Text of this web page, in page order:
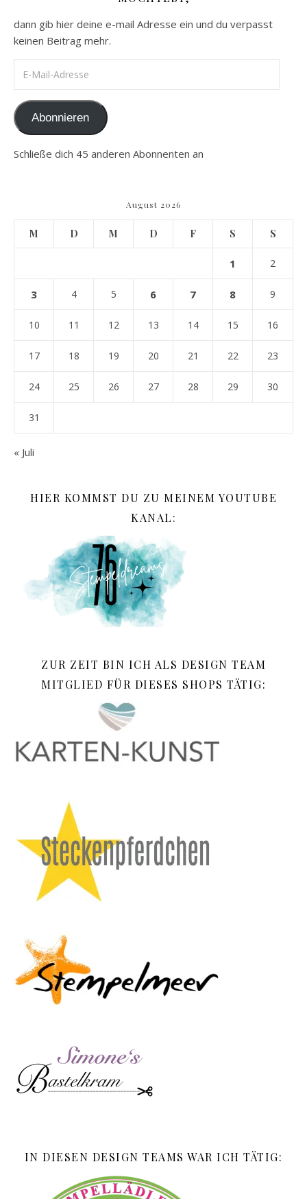
dann gib hier deine e-mail Adresse ein und du verpasst
keinen Beitrag mehr.
Abonnieren
Schließe dich 45 anderen Abonnenten an
August 2026
M D M D F S S
1 2
3 4 5 6 7 8 9
10 11 12 13 14 15 16
17 18 19 20 21 22 23
24 25 26 27 28 29 30
31
« Juli
HIER KOMMST DU ZU MEINEM YOUTUBE
KANAL:
ZUR ZEIT BIN ICH ALS DESIGN TEAM
MITGLIED FÜR DIESES SHOPS TÄTIG:
IN DIESEN DESIGN TEAMS WAR ICH TÄTIG: